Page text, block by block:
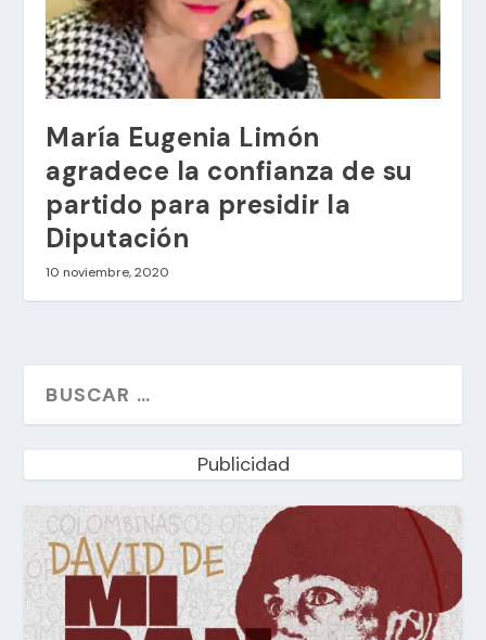
María Eugenia Limón
agradece la confianza de su
partido para presidir la
Diputación
10 noviembre, 2020
Publicidad